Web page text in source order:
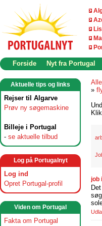
Forside Nyt fra Portugal
Aktuelle tips og links
Rejser til Algarve
Prøv ny søgemaskine
Billeje i Portugal
- se aktuelle tilbud
Log på Portugalnyt
Log ind
Opret Portugal-profil
Viden om Portugal
Fakta om Portugal
»
job